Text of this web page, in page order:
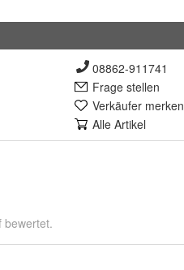
08862-911741
Frage stellen
Verkäufer merken
Alle Artikel
bewertet.